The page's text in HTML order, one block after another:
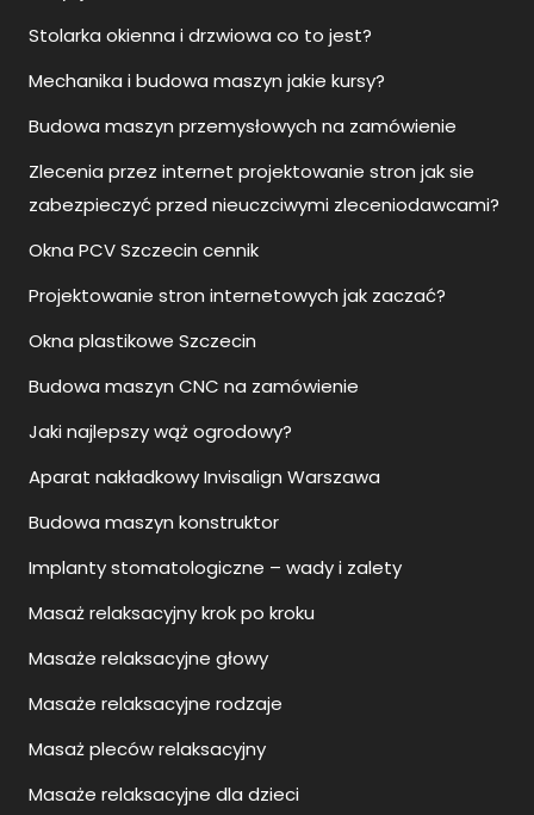
Stolarka okienna i drzwiowa co to jest?
Mechanika i budowa maszyn jakie kursy?
Budowa maszyn przemysłowych na zamówienie
Zlecenia przez internet projektowanie stron jak sie
zabezpieczyć przed nieuczciwymi zleceniodawcami?
Okna PCV Szczecin cennik
Projektowanie stron internetowych jak zaczać?
Okna plastikowe Szczecin
Budowa maszyn CNC na zamówienie
Jaki najlepszy wąż ogrodowy?
Aparat nakładkowy Invisalign Warszawa
Budowa maszyn konstruktor
Implanty stomatologiczne – wady i zalety
Masaż relaksacyjny krok po kroku
Masaże relaksacyjne głowy
Masaże relaksacyjne rodzaje
Masaż pleców relaksacyjny
Masaże relaksacyjne dla dzieci